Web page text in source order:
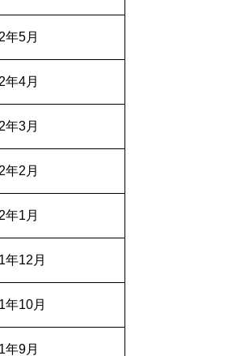
年5月
年4月
年3月
年2月
年1月
年12月
年10月
年9月